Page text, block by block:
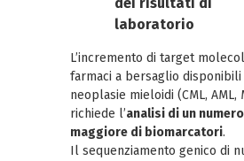
dei risultati di
laboratorio
L’incremento di target
farmaci a bersaglio
neoplasie mieloidi (CML, AML,
richiede l’analisi di un
maggiore di biomarcatori.
Il sequenziamento genico di